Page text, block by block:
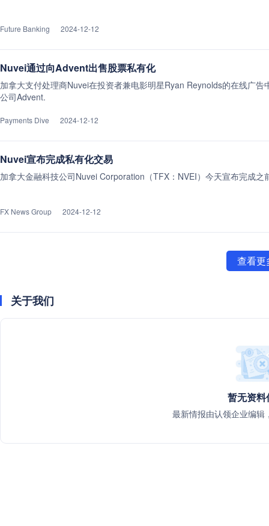
Future Banking 2024-12-12
Nuvei通过向Advent出售股票私有化
加拿大支付处理商Nuvei在投资者兼电影明星Ryan Reynolds的在线广
公司Advent.
Payments Dive 2024-12-12
Nuvei宣布完成私有化交易
加拿大金融科技公司Nuvei Corporation（TFX：NVEI）今天宣布完成之
FX News Group 2024-12-12
查看更
关于我们
暂无资料
最新情报由认领企业编辑